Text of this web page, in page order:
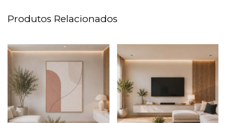
Produtos Relacionados